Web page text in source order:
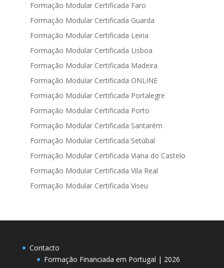
Formação Modular Certificada Faro
Formação Modular Certificada Guarda
Formação Modular Certificada Leiria
Formação Modular Certificada Lisboa
Formação Modular Certificada Madeira
Formação Modular Certificada ONLINE
Formação Modular Certificada Portalegre
Formação Modular Certificada Porto
Formação Modular Certificada Santarém
Formação Modular Certificada Setúbal
Formação Modular Certificada Viana do Castelo
Formação Modular Certificada Vila Real
Formação Modular Certificada Viseu
Contacto
Formação Financiada em Portugal | 2026